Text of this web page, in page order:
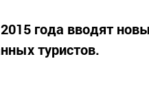
года вводят
туристов.